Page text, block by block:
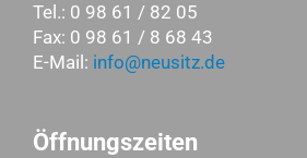
Tel.: 0 98 61 / 82 05
Fax: 0 98 61 / 8 68 43
E-Mail: info@neusitz.de
Öffnungszeiten